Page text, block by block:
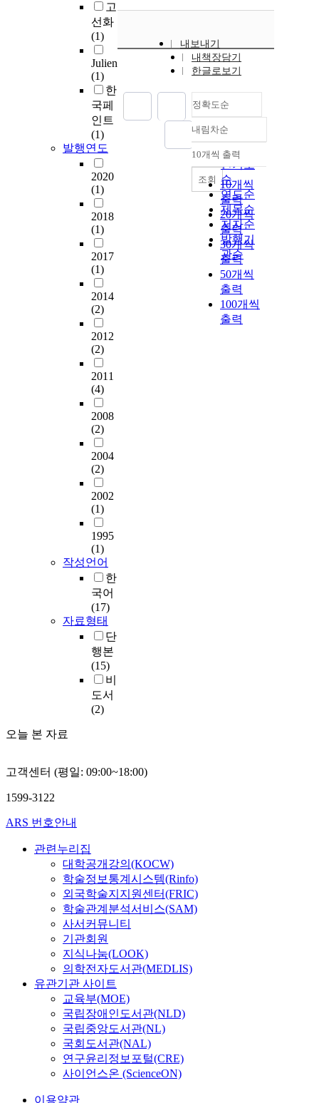
고
선화
(1)
Julien
(1)
한
국페
인트
(1)
발행연도
2020
(1)
2018
(1)
2017
(1)
2014
(2)
2012
(2)
2011
(4)
2008
(2)
2004
(2)
2002
(1)
1995
(1)
작성언어
한
국어
(17)
자료형태
단
행본
(15)
비
도서
(2)
오늘 본 자료
내보내기
내책장담기
한글로보기
정확도순
정확도
순
인기도
순
연도순
제목순
저자순
발행기
관순
내림차순
내림차순
10개씩 출력
10개씩
출력
20개씩
출력
30개씩
출력
50개씩
출력
100개씩
출력
조회
고객센터 (평일: 09:00~18:00)
1599-3122
ARS 번호안내
관련누리집
대학공개강의(KOCW)
학술정보통계시스템(Rinfo)
외국학술지지원센터(FRIC)
학술관계분석서비스(SAM)
사서커뮤니티
기관회원
지식나눔(LOOK)
의학전자도서관(MEDLIS)
유관기관 사이트
교육부(MOE)
국립장애인도서관(NLD)
국립중앙도서관(NL)
국회도서관(NAL)
연구윤리정보포털(CRE)
사이언스온 (ScienceON)
이용약관